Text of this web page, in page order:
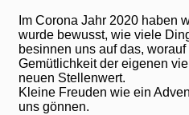
Im Corona Jahr 2020 haben
wurde bewusst, wie viele
besinnen uns auf das,
Gemütlichkeit der eigenen
neuen Stellenwert.
Kleine Freuden wie ein
uns gönnen.